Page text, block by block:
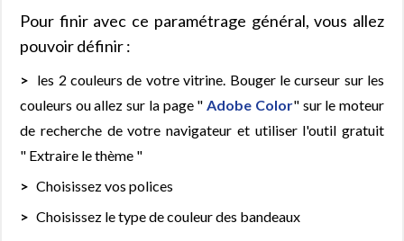
Pour finir avec ce paramétrage général, vous allez
pouvoir définir :
les 2 couleurs de votre vitrine. Bouger le curseur sur les
couleurs ou allez sur la page "Adobe Color" sur le moteur
de recherche de votre navigateur et utiliser l'outil gratuit
" Extraire le thème "
Choisissez vos polices
Choisissez le type de couleur des bandeaux